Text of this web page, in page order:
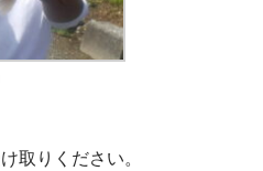
取りください。